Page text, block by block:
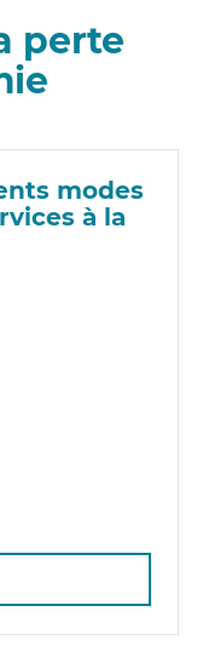
perte
modes
à la